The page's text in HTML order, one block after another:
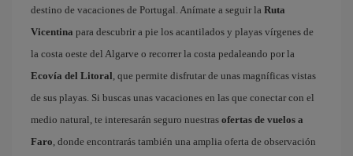
destino de vacaciones de Portugal. Anímate a seguir la Ruta
Vicentina para descubrir a pie los acantilados y playas vírgenes de
la costa oeste del Algarve o recorrer la costa pedaleando por la
Ecovía del Litoral, que permite disfrutar de unas magníficas vistas
de sus playas. Si buscas unas vacaciones en las que conectar con el
medio natural, te interesarán seguro nuestras ofertas de vuelos a
Faro, donde encontrarás también una amplia oferta de observación